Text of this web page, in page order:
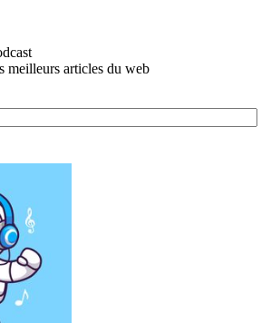
meilleurs articles du web